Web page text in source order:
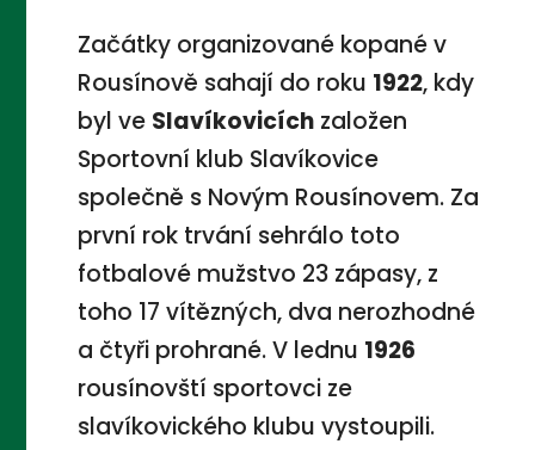
Začátky organizované kopané v
Rousínově sahají do roku 1922, kdy
byl ve Slavíkovicíchzaložen
Sportovní klub Slavíkovice
společně s Novým Rousínovem. Za
první rok trvání sehrálo toto
fotbalové mužstvo 23 zápasy, z
toho 17 vítězných, dva nerozhodné
a čtyři prohrané. V lednu 1926
rousínovští sportovci ze
slavíkovického klubu vystoupili.